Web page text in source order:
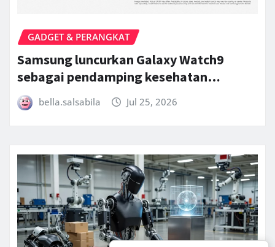
GADGET & PERANGKAT
Samsung luncurkan Galaxy Watch9
sebagai pendamping kesehatan…
bella.salsabila Jul 25, 2026